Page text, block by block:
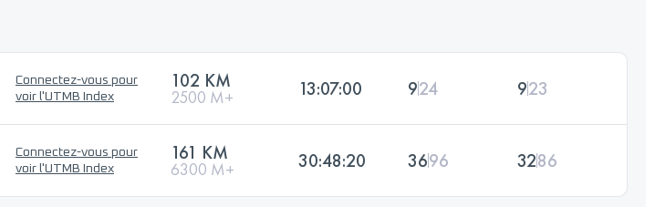
Connectez-vous pour
voir l'UTMB Index
102 KM
2500 M+ 13:07:00 924 923
Connectez-vous pour
voir l'UTMB Index
161 KM
6300 M+ 30:48:20 3696 3286